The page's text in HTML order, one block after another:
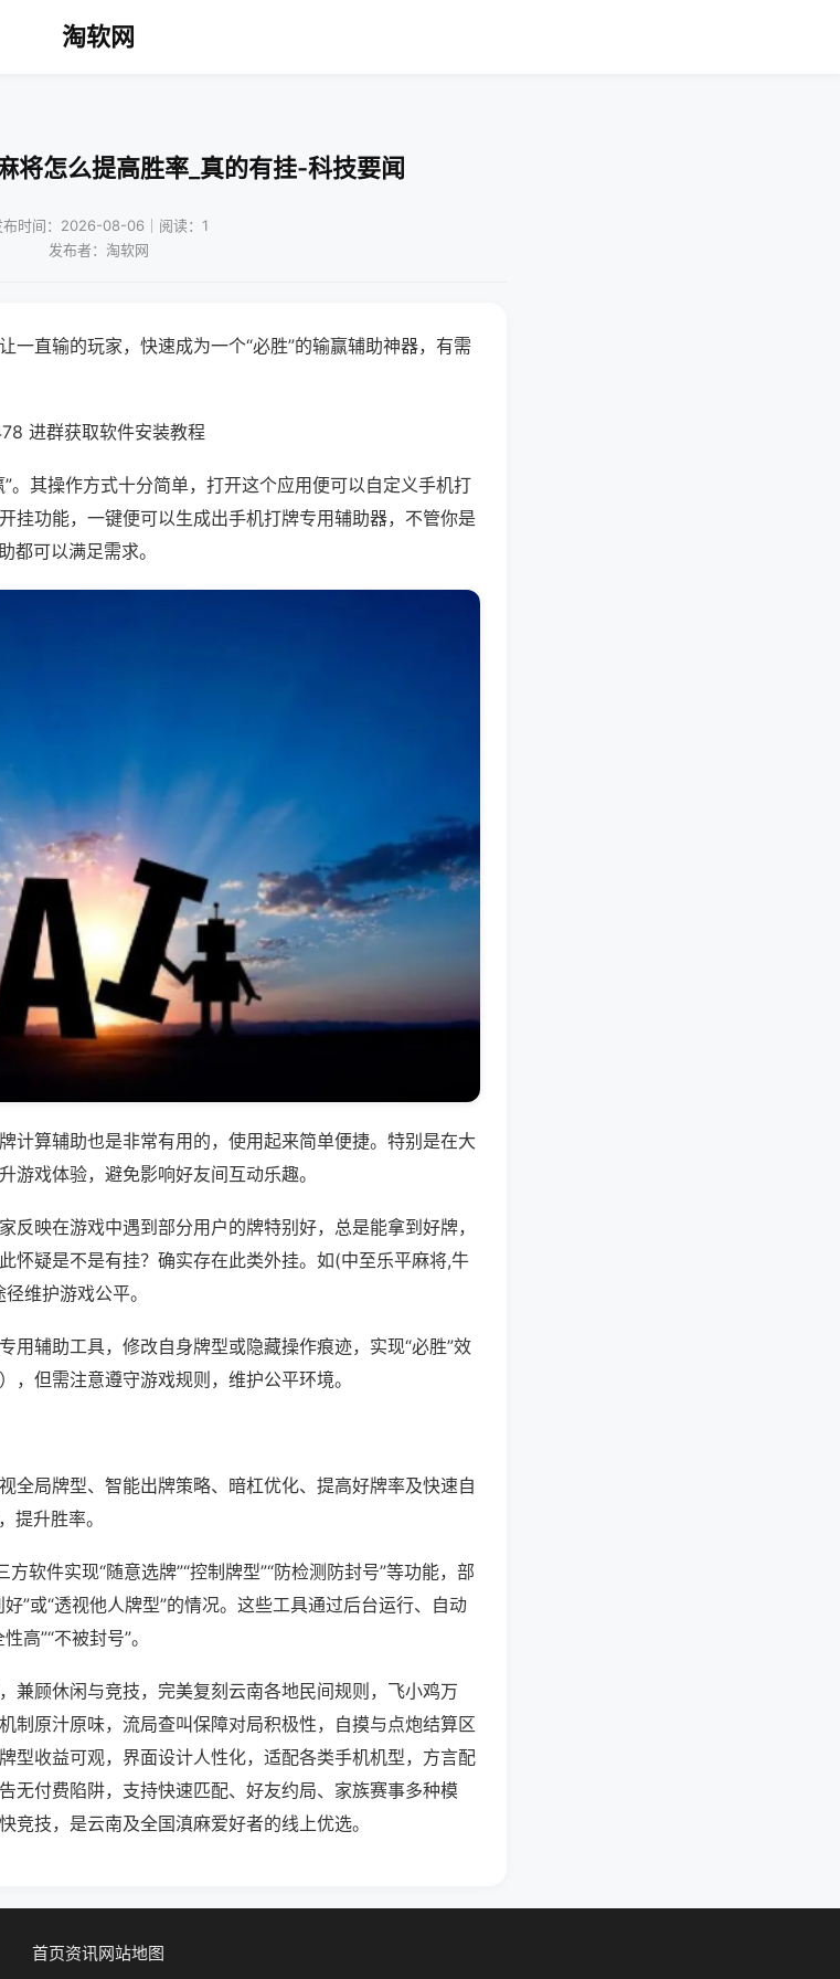
淘软网
将怎么提高胜率_真的有挂-科技要闻
布时间：2026-08-06｜阅读：1
发布者：淘软网
一直输的玩家，快速成为一个“必胜”的输赢辅助神器，有需
进群获取软件安装教程
。其操作方式十分简单，打开这个应用便可以自定义手机打
挂功能，一键便可以生成出手机打牌专用辅助器，不管你是
都可以满足需求。
计算辅助也是非常有用的，使用起来简单便捷。特别是在大
游戏体验，避免影响好友间互动乐趣。
反映在游戏中遇到部分用户的牌特别好，总是能拿到好牌，
怀疑是不是有挂？确实存在此类外挂。如(中至乐平麻将,牛
维护游戏公平。
用辅助工具，修改自身牌型或隐藏操作痕迹，实现“必胜”效
，但需注意遵守游戏规则，维护公平环境。
全局牌型、智能出牌策略、暗杠优化、提高好牌率及快速自
提升胜率。
软件实现“随意选牌”“控制牌型”“防检测防封号”等功能，部
”或“透视他人牌型”的情况。这些工具通过后台运行、自动
高”“不被封号”。
兼顾休闲与竞技，完美复刻云南各地民间规则，飞小鸡万
制原汁原味，流局查叫保障对局积极性，自摸与点炮结算区
型收益可观，界面设计人性化，适配各类手机机型，方言配
无付费陷阱，支持快速匹配、好友约局、家族赛事多种模
竞技，是云南及全国滇麻爱好者的线上优选。
首页资讯网站地图